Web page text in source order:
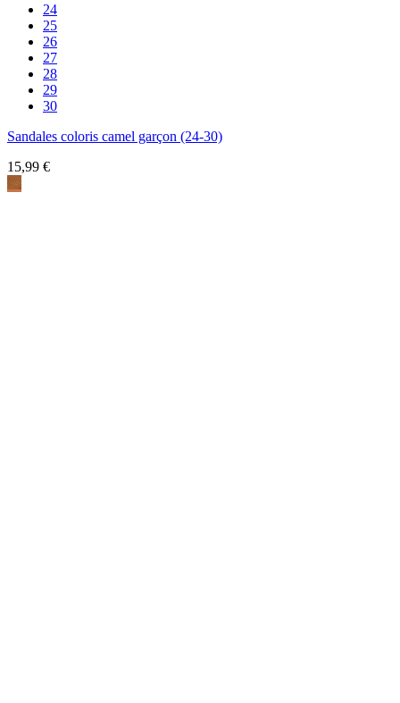
24
25
26
27
28
29
30
Sandales coloris camel garçon (24-30)
15,99 €